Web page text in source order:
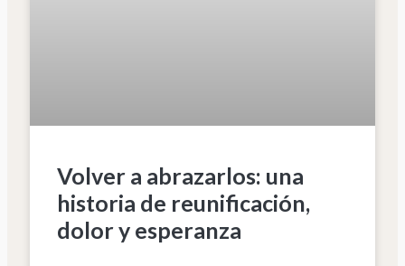
Volver a abrazarlos: una
historia de reunificación,
dolor y esperanza